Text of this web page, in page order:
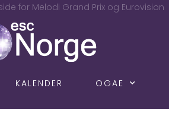
for Melodi Grand Prix og Eurovision
KALENDER OGAE